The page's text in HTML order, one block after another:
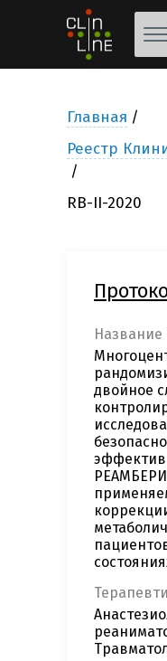
Главная
Реестр
RB-II-2020
Название
двойное